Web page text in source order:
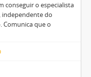
conseguir o especialista
independente do
Comunica que o